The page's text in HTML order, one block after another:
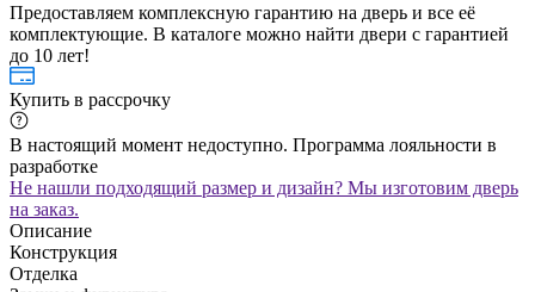
Предоставляем комплексную гарантию на дверь и все её
комплектующие. В каталоге можно найти двери с гарантией
до 10 лет!
Купить в рассрочку
В настоящий момент недоступно. Программа лояльности в
разработке
Не нашли подходящий размер и дизайн? Мы изготовим дверь
на заказ.
Описание
Конструкция
Отделка